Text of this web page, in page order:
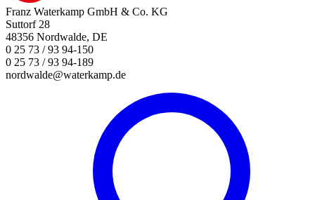
Franz Waterkamp GmbH & Co. KG
Suttorf 28
48356 Nordwalde, DE
0 25 73 / 93 94-150
0 25 73 / 93 94-189
nordwalde@waterkamp.de